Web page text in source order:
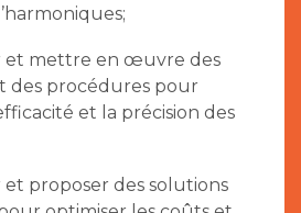
et mettre en œuvre des
des procédures pour
et la précision des
et proposer des solutions